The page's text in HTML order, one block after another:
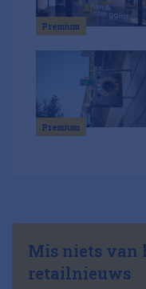
Premium
Premium
Mis niets van
retailnieuws